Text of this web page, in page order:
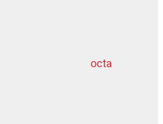
octa
dziļurbums